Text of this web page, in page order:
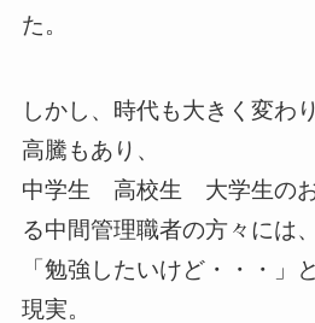
た。
しかし、時代も大きく変
高騰もあり、
中学生 高校生 大学生のお
る中間管理職者の方々には、
「勉強したいけど・・・」
現実。